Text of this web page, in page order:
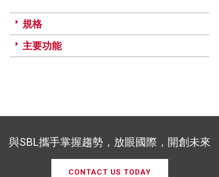
規格
主要功能
與SBL攜手掌握趨勢，放眼國際，開創未來
CONTACT US TODAY